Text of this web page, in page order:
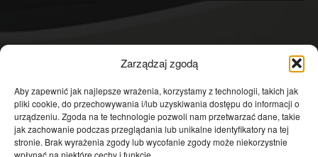
Zarządzaj zgodą
Aby zapewnić jak najlepsze wrażenia, korzystamy z technologii, takich jak
pliki cookie, do przechowywania i/lub uzyskiwania dostępu do informacji o
urządzeniu. Zgoda na te technologie pozwoli nam przetwarzać dane, takie
jak zachowanie podczas przeglądania lub unikalne identyfikatory na tej
stronie. Brak wyrażenia zgody lub wycofanie zgody może niekorzystnie
wpłynąć na niektóre cechy i funkcje.
Temat dnia
4601
Publicystyka
4363
Polityka
3639